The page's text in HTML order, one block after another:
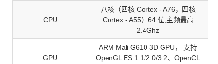
CPU
八核（四核 Cortex - A76，四核
Cortex - A55）64 位,主频最高
2.4Ghz
GPU
ARM Mali G610 3D GPU， 支持
OpenGL ES 1.1/2.0/3.2、OpenCL